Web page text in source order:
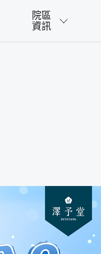
院區
資訊